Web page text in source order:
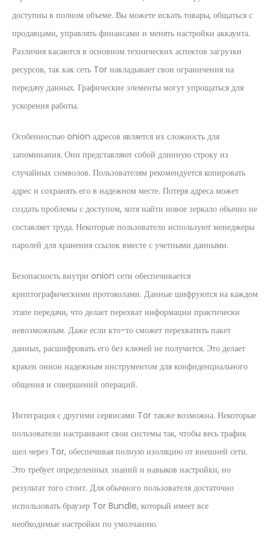
доступны в полном объеме. Вы можете искать товары, общаться с
продавцами, управлять финансами и менять настройки аккаунта.
Различия касаются в основном технических аспектов загрузки
ресурсов, так как сеть Tor накладывает свои ограничения на
передачу данных. Графические элементы могут упрощаться для
ускорения работы.
Особенностью onion адресов является их сложность для
запоминания. Они представляют собой длинную строку из
случайных символов. Пользователям рекомендуется копировать
адрес и сохранять его в надежном месте. Потеря адреса может
создать проблемы с доступом, хотя найти новое зеркало обычно не
составляет труда. Некоторые пользователи используют менеджеры
паролей для хранения ссылок вместе с учетными данными.
Безопасность внутри onion сети обеспечивается
криптографическими протоколами. Данные шифруются на каждом
этапе передачи, что делает перехват информации практически
невозможным. Даже если кто-то сможет перехватить пакет
данных, расшифровать его без ключей не получится. Это делает
кракен онион надежным инструментом для конфиденциального
общения и совершений операций.
Интеграция с другими сервисами Tor также возможна. Некоторые
пользователи настраивают свои системы так, чтобы весь трафик
шел через Tor, обеспечивая полную изоляцию от внешней сети.
Это требует определенных знаний и навыков настройки, но
результат того стоит. Для обычного пользователя достаточно
использовать браузер Tor Bundle, который имеет все
необходимые настройки по умолчанию.